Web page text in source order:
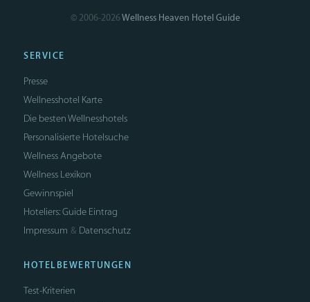
© 2006-2026Wellness Heaven Hotel Guide
SERVICE
Presse
Wellnesshotel Karte
Die besten Wellnesshotels
Personalisierte Hotelsuche
Wellness Angebote
Wellness Lexikon
Gewinnspiel
Hoteliers: Guide Eintrag
Impressum & Datenschutz
HOTELBEWERTUNGEN
Test-Kriterien